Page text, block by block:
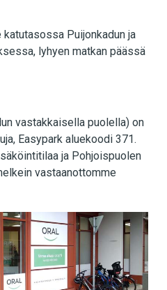
Puijonkadun ja
lyhyen matkan päässä
vastakkaisella puolella) on
Easypark aluekoodi 371.
ja Pohjoispuolen
vastaanottomme